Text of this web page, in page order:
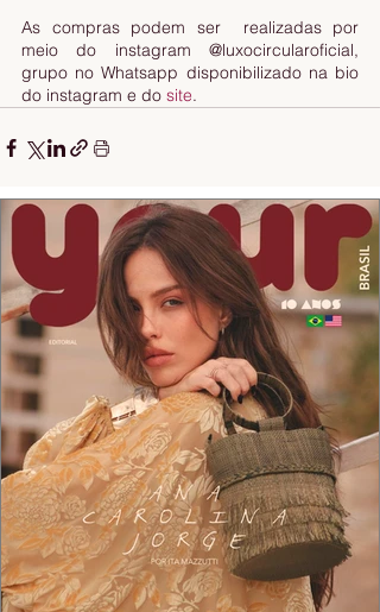
As compras podem ser  realizadas por
meio do instagram @luxocircularoficial,
grupo no Whatsapp disponibilizado na bio
do instagram e do site.